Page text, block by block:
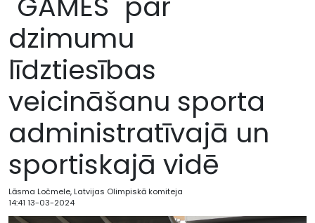
dzimumu
līdztiesības
veicināšanu sporta
administratīvajā un
sportiskajā vidē
Lāsma Ločmele, Latvijas Olimpiskā komiteja
14:41 13-03-2024